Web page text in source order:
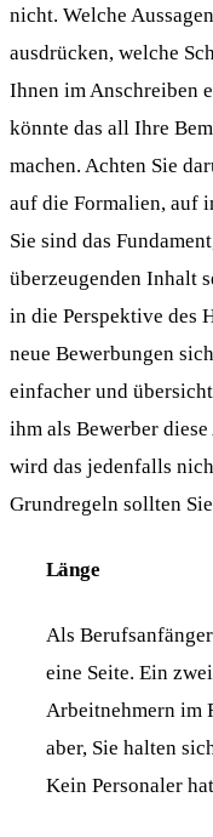
nicht. Welche
ausdrücken, welche
Ihnen im Anschreiben
könnte das all Ihre
machen. Achten Sie
auf die Formalien, auf
Sie sind das
überzeugenden Inhalt
in die Perspektive des
neue Bewerbungen
einfacher und
ihm als Bewerber
wird das jedenfalls
Grundregeln sollten
Länge
Als
eine Seite. Ein
Arbeitnehmern im
aber, Sie halten
Kein Personaler